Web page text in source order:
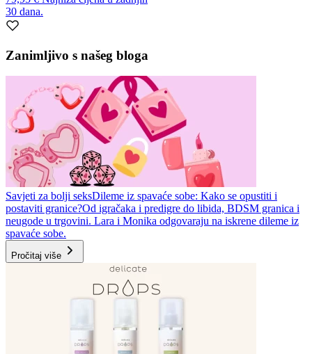
30 dana.
Zanimljivo s našeg bloga
Savjeti za bolji seksDileme iz spavaće sobe: Kako se opustiti i
postaviti granice?Od igračaka i predigre do libida, BDSM granica i
neugode u trgovini. Lara i Monika odgovaraju na iskrene dileme iz
spavaće sobe.
Pročitaj više